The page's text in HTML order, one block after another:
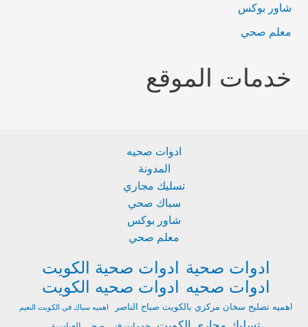
شاور بوكس
معلم صحي
خدمات الموقع
ادوات صحيه
المدونة
تسليك مجاري
سباك صحي
شاور بوكس
معلم صحي
ادوات صحية ادوات صحية الكويت
ادوات صحيه ادوات صحيه الكويت
اهميه تصليح سخان مركزي بالكويت صباح الناصر اهميه سباك في الكويت النعيم